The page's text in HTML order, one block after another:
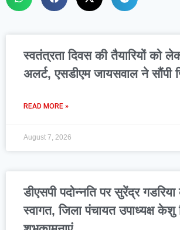
स्वतंत्रता दिवस की तैयारियों को
अलर्ट, एसडीएम जायसवाल ने सौंपी
READ MORE »
August 7, 2026
डीएसपी पदोन्नति पर सुरेंद्र
स्वागत, जिला पंचायत उपाध्यक्ष केशु